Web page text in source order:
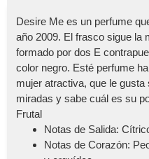
Desire Me es un perfume
año 2009. El frasco sigue la
formado por dos E
color negro. Esté perfume
mujer atractiva, que le
miradas y sabe cuál es su
Frutal
Notas de Salida:
Notas de Corazón: